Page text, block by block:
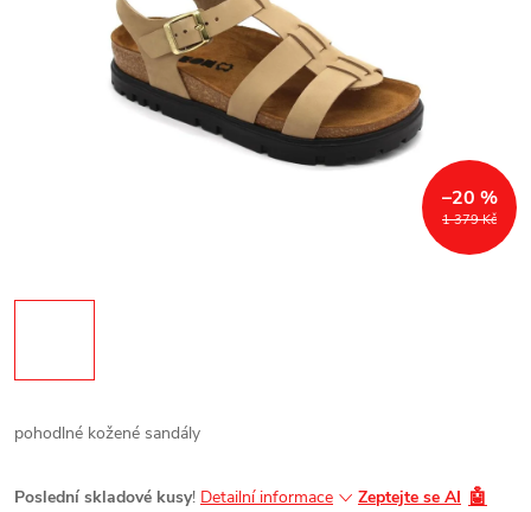
1 379 Kč
–20 %
pohodlné kožené sandály
Poslední skladové kusy! Detailní informace Zeptejte se AI 🤖